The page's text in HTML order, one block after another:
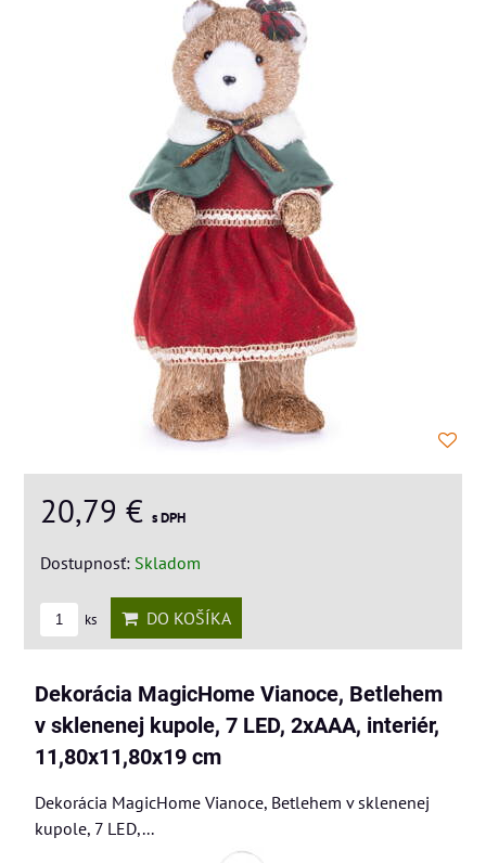
20,79 € s DPH
Dostupnosť: Skladom
ks DO KOŠÍKA
Dekorácia MagicHome Vianoce, Betlehem
v sklenenej kupole, 7 LED, 2xAAA, interiér,
11,80x11,80x19 cm
Dekorácia MagicHome Vianoce, Betlehem v sklenenej
kupole, 7 LED,...